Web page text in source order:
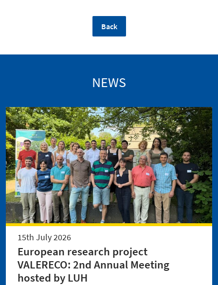
Back
NEWS
15th July 2026
European research project
VALERECO: 2nd Annual Meeting
hosted by LUH